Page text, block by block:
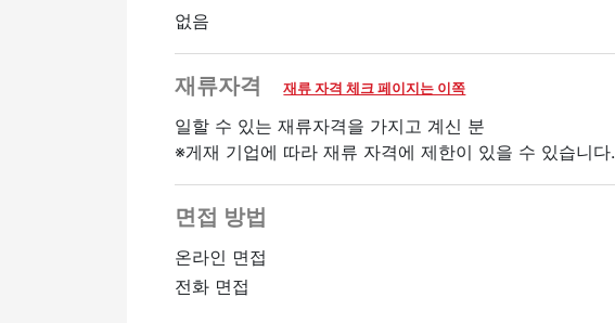
없음
재류자격 재류 자격 체크 페이지는 이쪽
일할 수 있는 재류자격을 가지고 계신 분
※게재 기업에 따라 재류 자격에 제한이 있을 수 있습니다.
면접 방법
온라인 면접
전화 면접